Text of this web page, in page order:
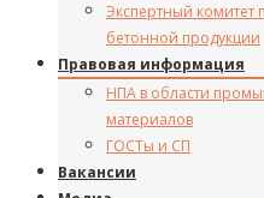
Экспертный комитет
бетонной продукции
Правовая информация
НПА в области
материалов
ГОСТы и СП
Вакансии